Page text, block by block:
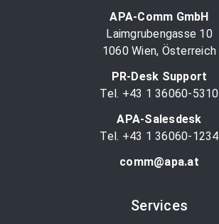
APA-Comm GmbH
Laimgrubengasse 10
1060 Wien, Österreich
PR-Desk Support
Tel. +43 1 36060-5310
APA-Salesdesk
Tel. +43 1 36060-1234
comm@apa.at
Services